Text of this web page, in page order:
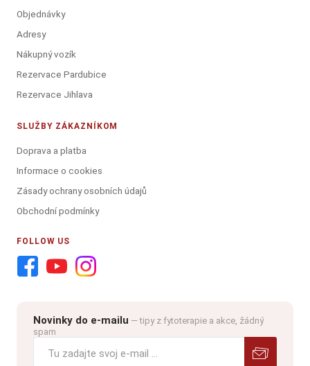
Objednávky
Adresy
Nákupný vozík
Rezervace Pardubice
Rezervace Jihlava
SLUŽBY ZÁKAZNÍKOM
Doprava a platba
Informace o cookies
Zásady ochrany osobních údajů
Obchodní podmínky
FOLLOW US
Novinky do e-mailu — tipy z fytoterapie a akce, žádný
spam